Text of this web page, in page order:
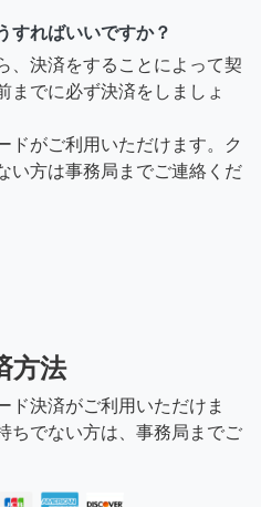
すればいいですか？
、決済をすることによって契
までに必ず決済をしましょ
ドがご利用いただけます。ク
い方は事務局までご連絡くだ
方法
ド決済がご利用いただけま
ちでない方は、事務局までご